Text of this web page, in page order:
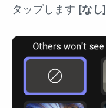
タップします [なし]